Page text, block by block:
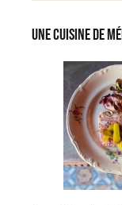
Une cuisine de